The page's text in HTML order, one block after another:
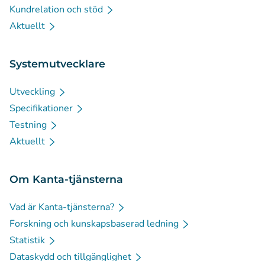
Kundrelation och stöd
Aktuellt
Systemutvecklare
Utveckling
Specifikationer
Testning
Aktuellt
Om Kanta-tjänsterna
Vad är Kanta-tjänsterna?
Forskning och kunskapsbaserad ledning
Statistik
Dataskydd och tillgänglighet